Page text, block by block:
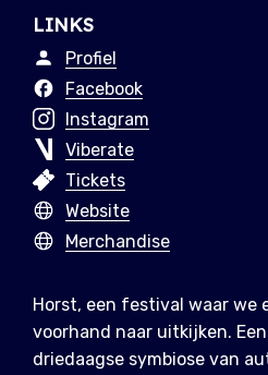
LINKS
Profiel
Facebook
Instagram
Viberate
Tickets
Website
Merchandise
Horst, een festival waar we
voorhand naar uitkijken.
driedaagse symbiose van